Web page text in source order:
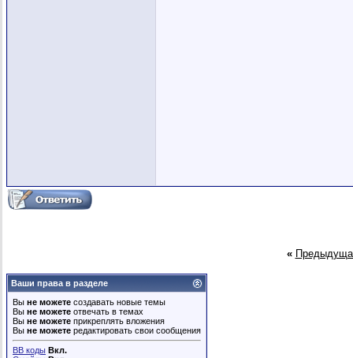
«
Ваши права в разделе
Вы не можете создавать новые темы
Вы не можете отвечать в темах
Вы не можете прикреплять вложения
Вы не можете редактировать свои сообщения
BB коды Вкл.